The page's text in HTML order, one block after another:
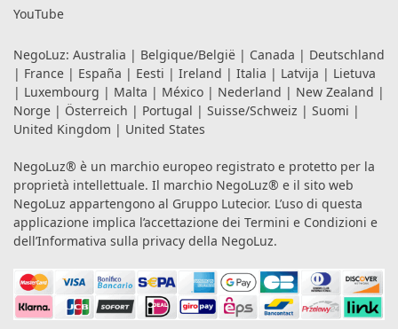
YouTube
NegoLuz: Australia | Belgique/België | Canada | Deutschland
| France | España | Eesti | Ireland | Italia | Latvija | Lietuva
| Luxembourg | Malta | México | Nederland | New Zealand |
Norge | Österreich | Portugal | Suisse/Schweiz | Suomi |
United Kingdom | United States
NegoLuz® è un marchio europeo registrato e protetto per la
proprietà intellettuale. Il marchio NegoLuz® e il sito web
NegoLuz appartengono al Gruppo Lutecior. L’uso di questa
applicazione implica l’accettazione dei Termini e Condizioni e
dell’Informativa sulla privacy della NegoLuz.